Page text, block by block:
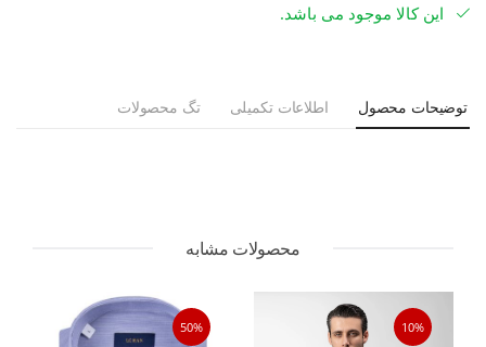
این کالا موجود می باشد.
توضیحات محصول اطلاعات تکمیلی تگ محصولات
محصولات مشابه
10%
50%